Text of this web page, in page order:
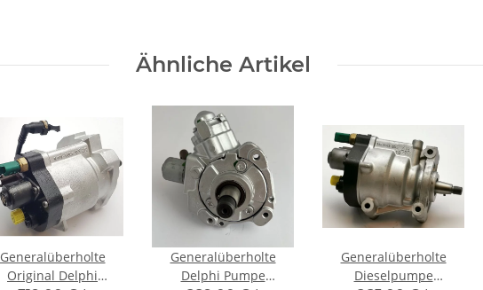
Ähnliche Artikel
Generalüberholte
Original Delphi
Generalüberholte
Delphi Pumpe
Generalüberholte
Dieselpumpe